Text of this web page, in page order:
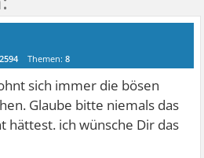
2594 Themen:8
sich immer die bösen
Glaube bitte niemals das
hättest. ich wünsche Dir das